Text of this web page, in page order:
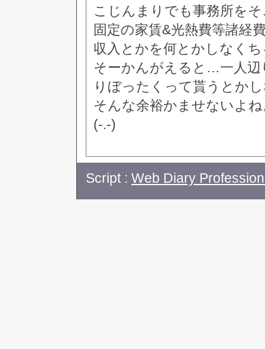
こじんまりでも事務所を
固定の家賃&光熱費等諸経
収入とかを何とかしなくち
そーかんがえると…一人辺
りぼったくって貰うとか
そんな余裕かませないよ
(-.-)
Script : Web Diary